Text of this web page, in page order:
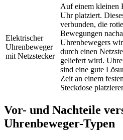
Elektrischer
Uhrenbeweger
mit Netzstecker
Auf einem kleinen
Uhr platziert.
verbunden, die
Bewegungen
Uhrenbewegers
durch einen
geliefert wird.
sind eine gute
Zeit an einem
Steckdose
Vor- und Nachteile
Uhrenbeweger-Typen